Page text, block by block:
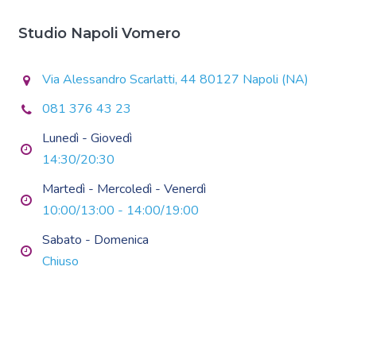
Studio Napoli Vomero
Via Alessandro Scarlatti, 44 80127 Napoli (NA)
081 376 43 23
Lunedì - Giovedì
14:30/20:30
Martedì - Mercoledì - Venerdì
10:00/13:00 - 14:00/19:00
Sabato - Domenica
Chiuso